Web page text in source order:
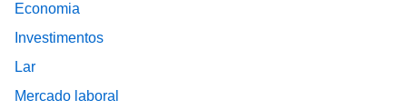
Economia
Investimentos
Lar
Mercado laboral